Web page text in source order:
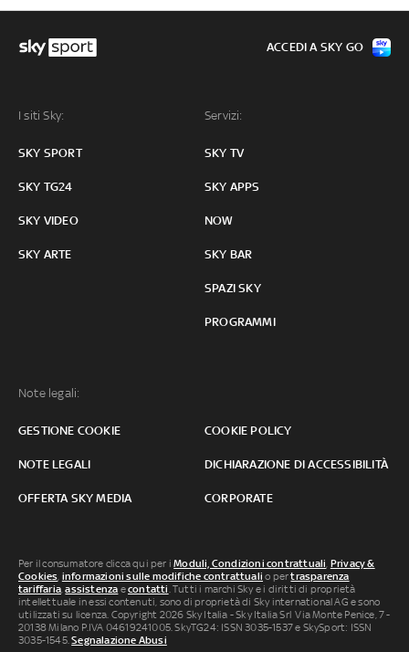
I siti Sky:
SKY SPORT
SKY TG24
SKY VIDEO
SKY ARTE
Servizi:
SKY TV
SKY APPS
NOW
SKY BAR
SPAZI SKY
PROGRAMMI
Note legali:
GESTIONE COOKIE COOKIE POLICY
NOTE LEGALI DICHIARAZIONE DI ACCESSIBILITÀ
OFFERTA SKY MEDIA CORPORATE
ACCEDI A SKY GO
Per il consumatore clicca qui per iModuli, Condizioni contrattuali, Privacy &
Cookies, informazioni sulle modifiche contrattuali o pertrasparenza
tariffaria,assistenza econtatti. Tutti i marchi Sky e i diritti di proprietà
intellettuale in essi contenuti, sono di proprietà di Sky international AG e sono
utilizzati su licenza. Copyright 2026 Sky Italia - Sky Italia Srl Via Monte Penice, 7 -
20138 Milano P.IVA 04619241005. SkyTG24: ISSN 3035-1537 e SkySport: ISSN
3035-1545.Segnalazione Abusi